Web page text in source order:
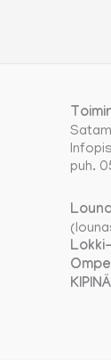
puh.
KIPINÄ